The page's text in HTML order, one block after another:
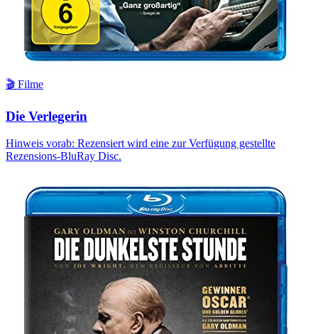
🎬 Filme
Die Verlegerin
Hinweis vorab: Rezensiert wird eine zur Verfügung gestellte
Rezensions-BluRay Disc.